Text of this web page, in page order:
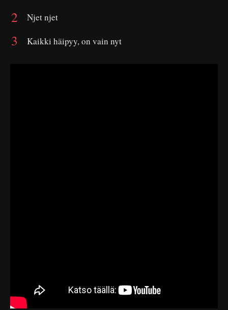
Njet njet
Kaikki häipyy, on vain nyt